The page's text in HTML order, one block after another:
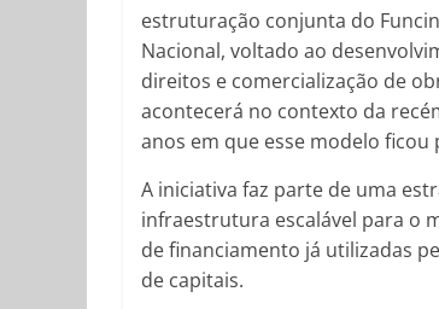
estruturação conjunta do
Nacional, voltado ao
direitos e comercialização de
acontecerá no contexto da
anos em que esse modelo
A iniciativa faz parte de uma
infraestrutura escalável para o
de financiamento já utilizadas
de capitais.